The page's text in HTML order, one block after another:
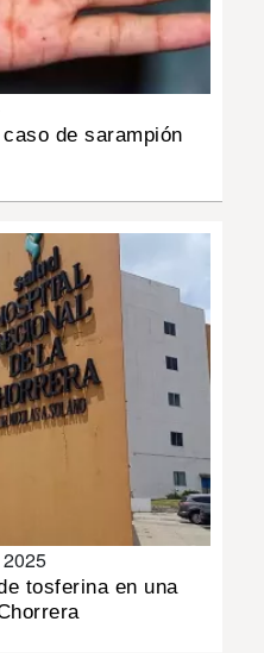
de sarampión
tosferina en una